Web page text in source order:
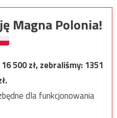
Magna Polonia!
16 500zł, zebraliśmy:1351
dla funkcjonowania